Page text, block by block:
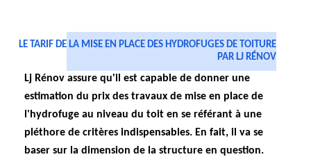
LE TARIF DE LA MISE EN PLACE DES HYDROFUGES DE TOITURE
PAR LJ RÉNOV
Lj Rénov assure qu'il est capable de donner une
estimation du prix des travaux de mise en place de
l'hydrofuge au niveau du toit en se référant à une
pléthore de critères indispensables. En fait, il va se
baser sur la dimension de la structure en question.